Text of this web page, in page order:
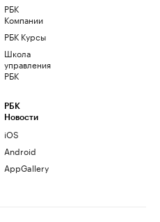
РБК
Компании
РБК Курсы
Школа
управления
РБК
РБК
Новости
iOS
Android
AppGallery